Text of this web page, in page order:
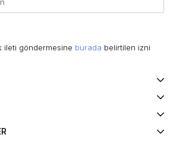
ileti göndermesine burada belirtilen izni